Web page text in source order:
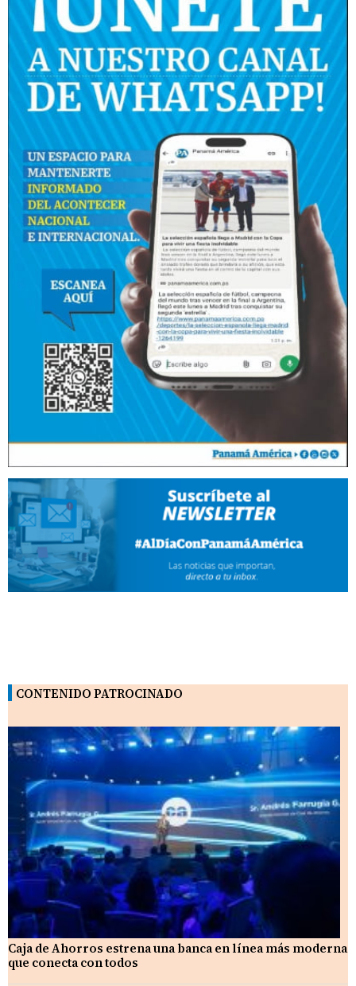
CONTENIDO PATROCINADO
Caja de Ahorros estrena una banca en línea más moderna
que conecta con todos